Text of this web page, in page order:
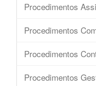
Procedimentos
Procedimentos
Procedimentos
Procedimentos